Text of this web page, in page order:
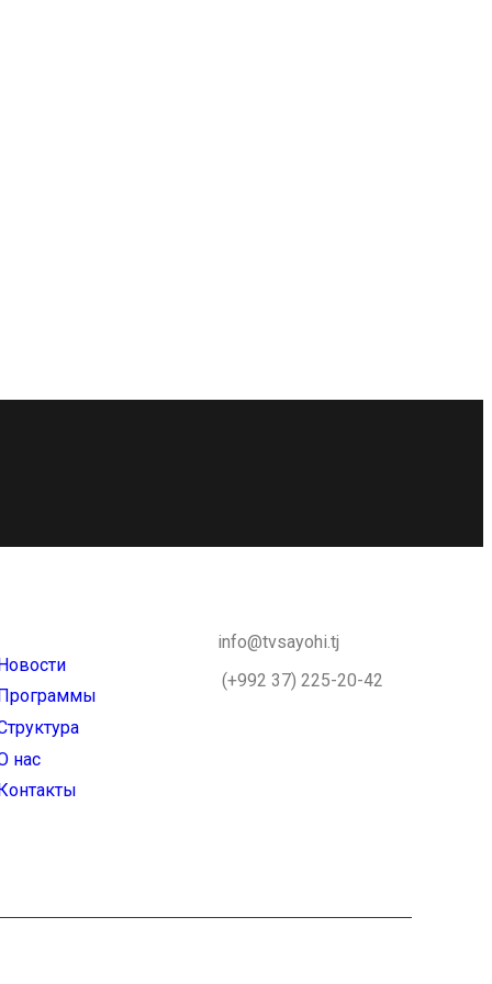
Программы
нас
Контакты
info@tvsayohi.tj
(+992 37) 225-20-42